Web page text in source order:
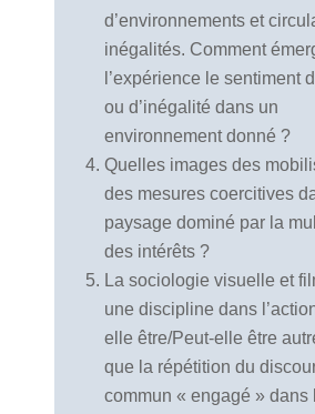
d’environnements et
inégalités. Comment
l’expérience le sentiment
ou d’inégalité dans un
environnement donné ?
Quelles images des
des mesures coercitives
paysage dominé par la
des intérêts ?
La sociologie visuelle et
une discipline dans
elle être/Peut-elle être
que la répétition du
commun « engagé » dans